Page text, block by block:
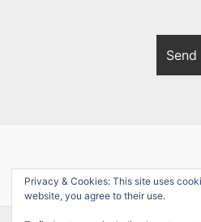
Privacy & Cookies: This site uses
website, you agree to their use.